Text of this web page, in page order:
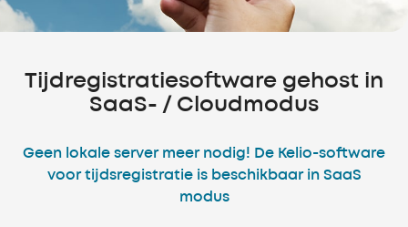
Tijdregistratiesoftware gehost in
SaaS- / Cloudmodus
Geen lokale server meer nodig! De Kelio-software
voor tijdsregistratie is beschikbaar in SaaS
modus